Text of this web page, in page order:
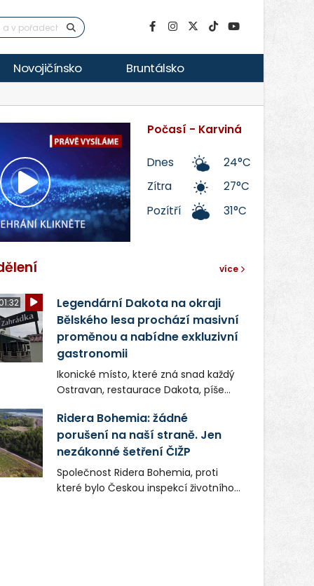
Novojičínsko Bruntálsko
Přehrát
video
Počasí - Karviná
Dnes
24°C
Zítra
27°C
Pozítří
31°C
více
Legendární Dakota na okraji
Bělského lesa prochází masivní
proměnou a nabídne exkluzivní
gastronomii
Ikonické místo, které zná snad každý
Ostravan, restaurace Dakota, píše
společnost Dang Investment Group
s.r.o. investuje do projektu přes 50
milionů korun. Cílem je přinést
Ostravě dva špičkové gastronomické
koncepty, které v regionu dosud
chyběly, luxusní středomořskou
Ridera Bohemia: žádné
porušení na naší straně. Jen
nezákonné šetření ČIŽP
Společnost Ridera Bohemia, proti
které bylo Českou inspekcí životního